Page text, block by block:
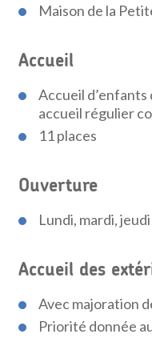
Maison de la
Accueil
Accueil d’enfants
accueil régulier
11 places
Ouverture
Lundi, mardi,
Accueil des
Avec majoration
Priorité donnée